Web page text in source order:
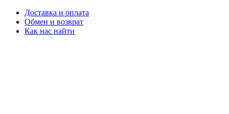
Доставка и оплата
Обмен и возврат
Как нас найти